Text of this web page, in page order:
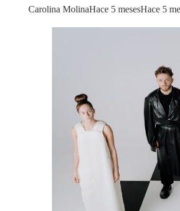
Carolina MolinaHace 5 mesesHace 5